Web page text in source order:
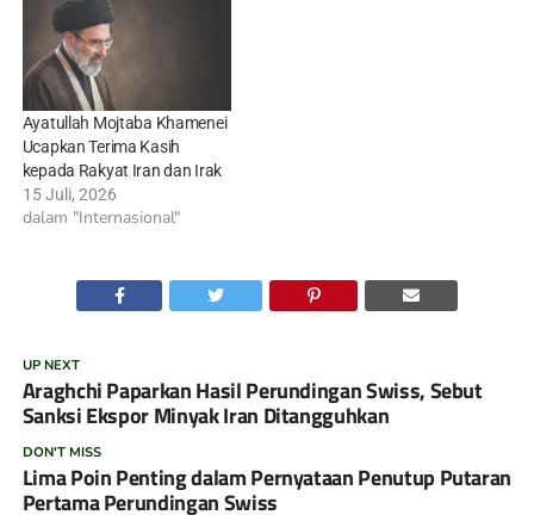
Ayatullah Mojtaba Khamenei
Ucapkan Terima Kasih
kepada Rakyat Iran dan Irak
15 Juli, 2026
dalam "Internasional"
UP NEXT
Araghchi Paparkan Hasil Perundingan Swiss, Sebut
Sanksi Ekspor Minyak Iran Ditangguhkan
DON'T MISS
Lima Poin Penting dalam Pernyataan Penutup Putaran
Pertama Perundingan Swiss